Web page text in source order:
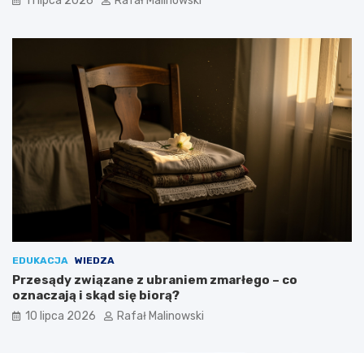
EDUKACJA WIEDZA
Przesądy związane z ubraniem zmarłego – co
oznaczają i skąd się biorą?
10 lipca 2026 Rafał Malinowski